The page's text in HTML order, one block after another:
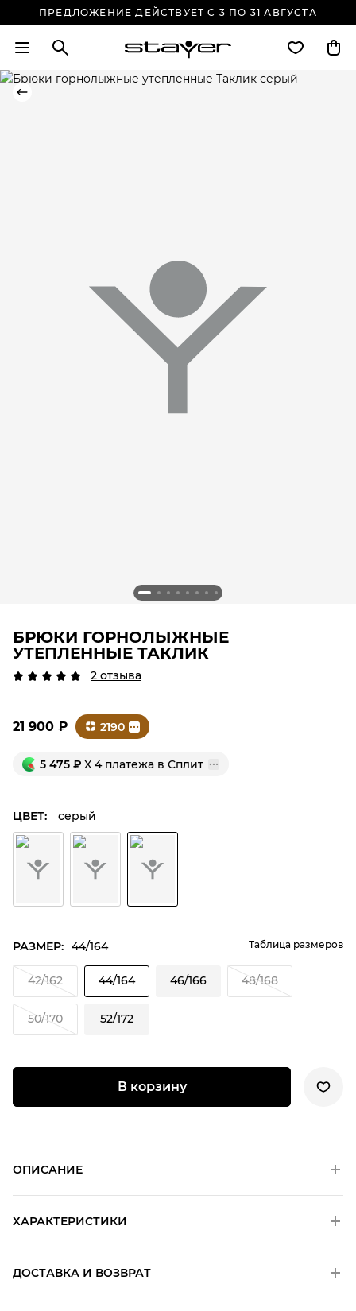
ПРЕДЛОЖЕНИЕ ДЕЙСТВУЕТ С 3 ПО 31 АВГУСТА
БРЮКИ ГОРНОЛЫЖНЫЕ
УТЕПЛЕННЫЕ ТАКЛИК
2 отзыва
21 900 ₽ 2190
5 475 ₽ X 4 платежа в Сплит
ЦВЕТ: серый
РАЗМЕР: 44/164 Таблица размеров
42/162 44/164 46/166 48/168
50/170 52/172
В корзину
ОПИСАНИЕ
ХАРАКТЕРИСТИКИ
ДОСТАВКА И ВОЗВРАТ